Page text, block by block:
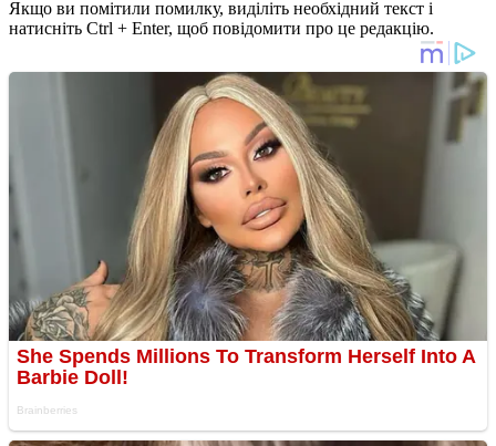
Якщо ви помітили помилку, виділіть необхідний текст і
натисніть Ctrl + Enter, щоб повідомити про це редакцію.